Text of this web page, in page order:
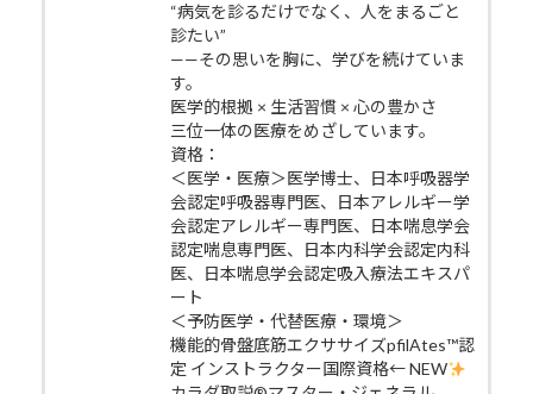
“病気を診るだけでなく、人をまるごと
診たい”
——その思いを胸に、学びを続けていま
す。
医学的根拠 × 生活習慣 × 心の豊かさ
三位一体の医療をめざしています。
資格：
＜医学・医療＞医学博士、日本呼吸器学
会認定呼吸器専門医、日本アレルギー学
会認定アレルギー専門医、日本喘息学会
認定喘息専門医、日本内科学会認定内科
医、日本喘息学会認定吸入療法エキスパ
ート
＜予防医学・代替医療・環境＞
機能的骨盤底筋エクササイズpfilAtes™認
定 インストラクター国際資格← NEW